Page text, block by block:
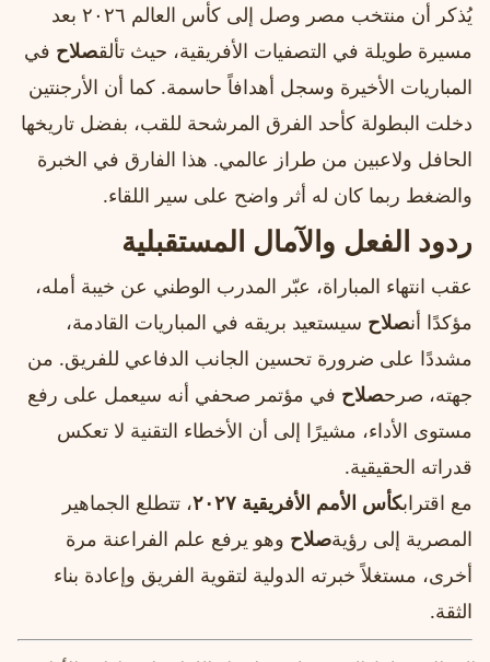
يُذكر أن منتخب مصر وصل إلى كأس العالم ٢٠٢٦ بعد
مسيرة طويلة في التصفيات الأفريقية، حيث تألقصلاح في
المباريات الأخيرة وسجل أهدافاً حاسمة. كما أن الأرجنتين
دخلت البطولة كأحد الفرق المرشحة للقب، بفضل تاريخها
الحافل ولاعبين من طراز عالمي. هذا الفارق في الخبرة
والضغط ربما كان له أثر واضح على سير اللقاء.
ردود الفعل والآمال المستقبلية
عقب انتهاء المباراة، عبّر المدرب الوطني عن خيبة أمله،
مؤكدًا أنصلاح سيستعيد بريقه في المباريات القادمة،
مشددًا على ضرورة تحسين الجانب الدفاعي للفريق. من
جهته، صرحصلاح في مؤتمر صحفي أنه سيعمل على رفع
مستوى الأداء، مشيرًا إلى أن الأخطاء التقنية لا تعكس
قدراته الحقيقية.
مع اقترابكأس الأمم الأفريقية ٢٠٢٧
، تتطلع الجماهير
المصرية إلى رؤيةصلاح وهو يرفع علم الفراعنة مرة
أخرى، مستغلاً خبرته الدولية لتقوية الفريق وإعادة بناء
الثقة.